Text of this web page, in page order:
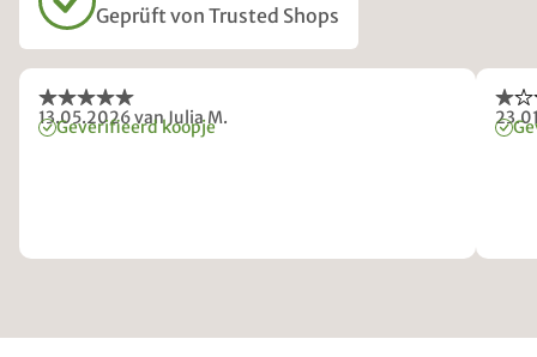
Geprüft von Trusted Shops
13.05.2026van Julia M.
Geverifieerd koopje